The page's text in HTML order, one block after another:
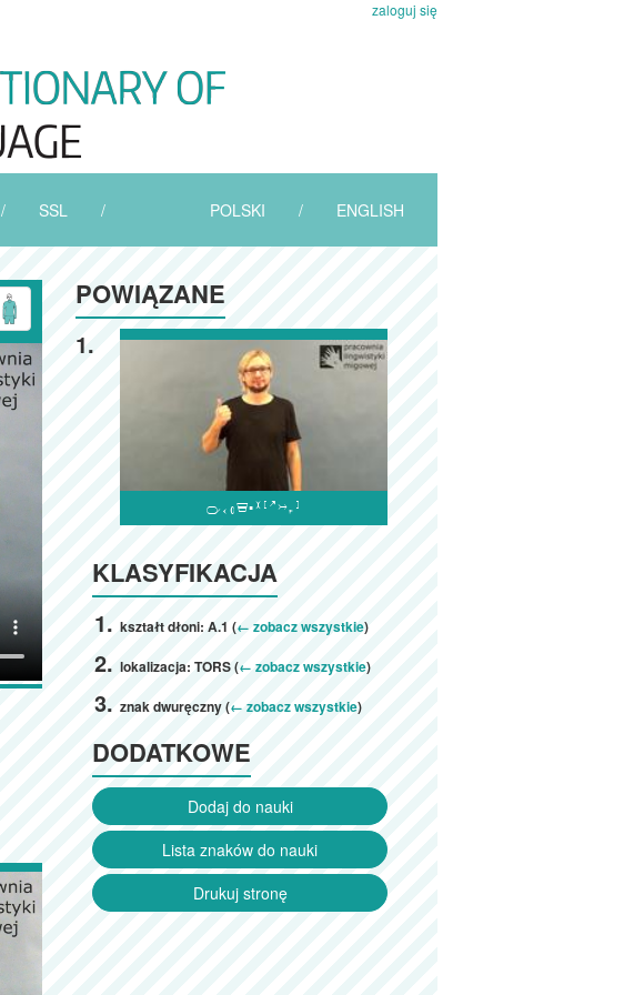
zaloguj się
/ SSL / POLSKI / ENGLISH
POWIĄZANE
1.

KLASYFIKACJA
kształt dłoni: A.1 (← zobacz wszystkie)
lokalizacja: TORS (← zobacz wszystkie)
znak dwuręczny (← zobacz wszystkie)
DODATKOWE
Dodaj do nauki
Lista znaków do nauki
Drukuj stronę